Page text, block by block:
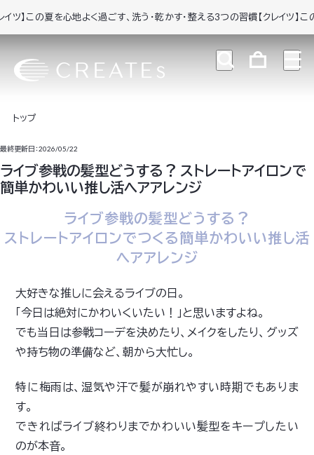
この夏を心地よく過ごす、洗う・乾かす・整える3つの習慣【クレイツ】この夏
トップ
最終更新日：2026/05/22
ライブ参戦の髪型どうする？ ストレートアイロンで
簡単かわいい推し活ヘアアレンジ
ライブ参戦の髪型どうする？
ストレートアイロンでつくる簡単かわいい推し活
ヘアアレンジ
大好きな推しに会えるライブの日。
「今日は絶対にかわいくいたい！」と思いますよね。
でも当日は参戦コーデを決めたり、メイクをしたり、グッズ
や持ち物の準備など、朝から大忙し。
特に梅雨は、湿気や汗で髪が崩れやすい時期でもありま
す。
できればライブ終わりまでかわいい髪型をキープしたい
のが本音。